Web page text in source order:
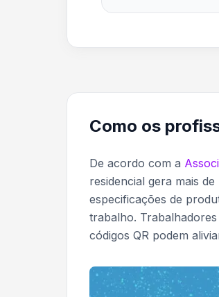
Como os
De acordo com a
residencial gera mais
especificações de
trabalho.
códigos QR podem